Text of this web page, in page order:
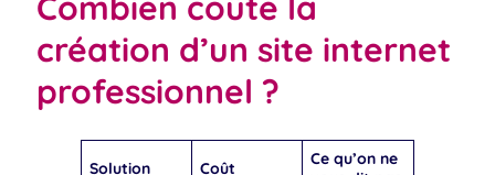
création d’un site internet
professionnel ?
Solution Coût
Ce qu’on ne